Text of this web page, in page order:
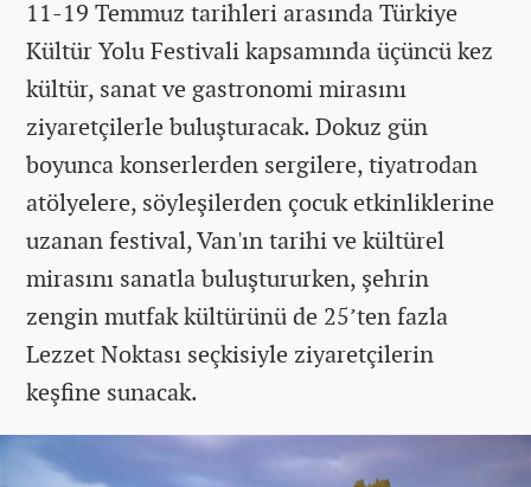
11-19 Temmuz tarihleri arasında Türkiye
Kültür Yolu Festivali kapsamında üçüncü kez
kültür, sanat ve gastronomi mirasını
ziyaretçilerle buluşturacak. Dokuz gün
boyunca konserlerden sergilere, tiyatrodan
atölyelere, söyleşilerden çocuk etkinliklerine
uzanan festival, Van'ın tarihi ve kültürel
mirasını sanatla buluştururken, şehrin
zengin mutfak kültürünü de 25’ten fazla
Lezzet Noktası seçkisiyle ziyaretçilerin
keşfine sunacak.